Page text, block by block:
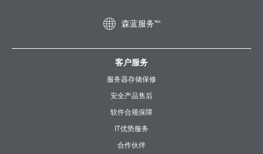
森蓝服务™
客户服务
服务器存储保修
安全产品售后
软件合规保障
IT优势服务
合作伙伴